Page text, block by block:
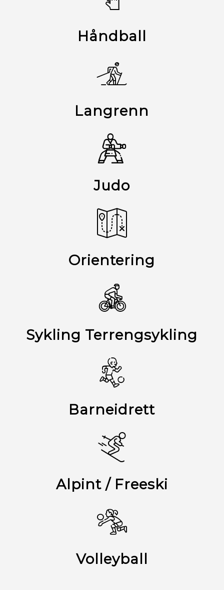
Håndball
Langrenn
Judo
Orientering
Sykling Terrengsykling
Barneidrett
Alpint / Freeski
Volleyball